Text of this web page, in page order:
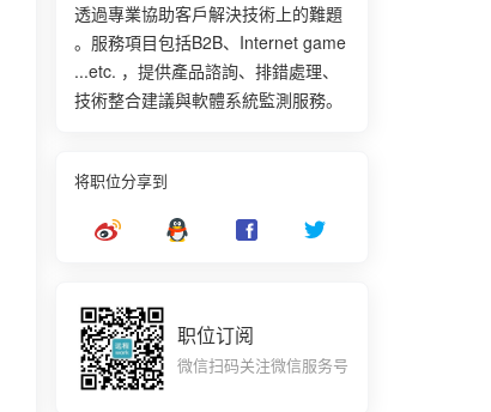
透過專業協助客戶解決技術上的難題
。服務項目包括B2B、Internet game
...etc. ，提供產品諮詢、排錯處理、
技術整合建議與軟體系統監測服務。
将职位分享到
职位订阅
微信扫码关注微信服务号